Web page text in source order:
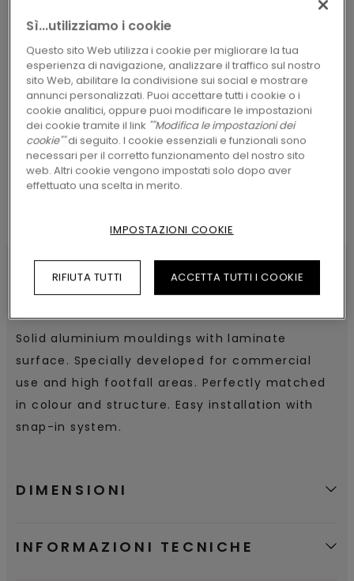
CERCA
Solid aluminium mouldings with laminate
surface. Specially developed for commercial
use and high footfall areas. Perfectly matched
in colour and structure. Easy installation with
snap-in system.
DIMENSIONI
INFORMAZIONI TECNICHE
Sì...utilizziamo i cookie
Questo sito Web utilizza i cookie per migliorare la tua
esperienza di navigazione, analizzare il traffico sul nostro
sito Web, abilitare la condivisione sui social e mostrare
annunci personalizzati. Puoi accettare tutti i cookie o i
cookie analitici, oppure puoi modificare le impostazioni
dei cookie tramite il link ""Modifica le impostazioni dei
cookie""di seguito. I cookie essenziali e funzionali sono
necessari per il corretto funzionamento del nostro sito
web. Altri cookie vengono impostati solo dopo aver
effettuato una scelta in merito.
IMPOSTAZIONI COOKIE
RIFIUTA TUTTI ACCETTA TUTTI I COOKIE